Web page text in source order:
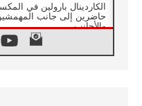
الكاردينال بارولين في
حاضرين إلى جانب
والأجانب
البابا لاوُن الرابع عشر